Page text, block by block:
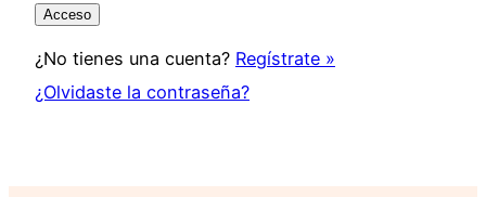
¿No tienes una cuenta? Regístrate »
¿Olvidaste la contraseña?